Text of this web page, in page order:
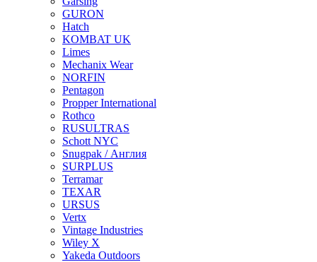
GURON
Hatch
KOMBAT UK
Limes
Mechanix Wear
NORFIN
Pentagon
Propper International
Rothco
RUSULTRAS
Schott NYC
Snugpak / Англия
SURPLUS
Terramar
TEXAR
URSUS
Vertx
Vintage Industries
Wiley X
Yakeda Outdoors